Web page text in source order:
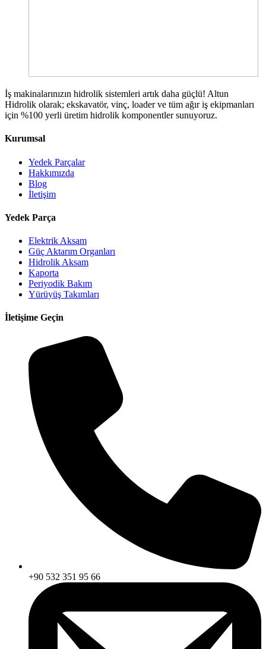
İş makinalarınızın hidrolik sistemleri artık daha güçlü! Altun
Hidrolik olarak; ekskavatör, vinç, loader ve tüm ağır iş ekipmanları
için %100 yerli üretim hidrolik komponentler sunuyoruz.
Kurumsal
Yedek Parçalar
Hakkımızda
Blog
İletişim
Yedek Parça
Elektrik Aksam
Güç Aktarım Organları
Hidrolik Aksam
Kaporta
Periyodik Bakım
Yürüyüş Takımları
İletişime Geçin
+90 532 351 95 66